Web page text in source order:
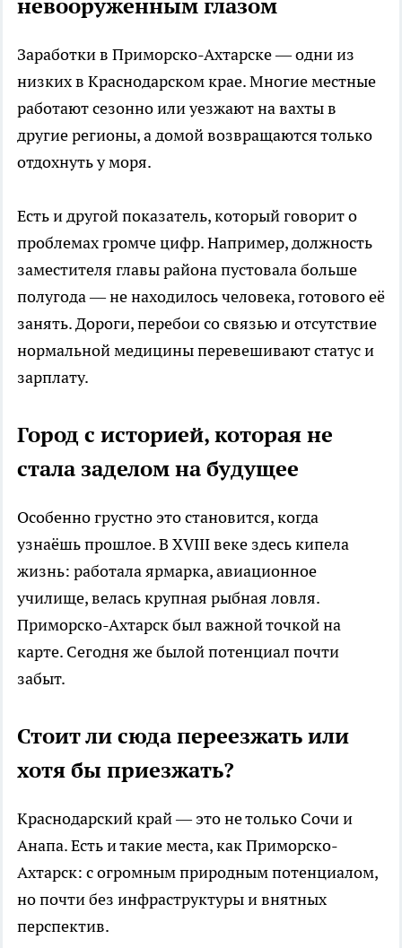
Заработки в Приморско-Ахтарске — одни из
низких в Краснодарском крае. Многие местные
работают сезонно или уезжают на вахты в
другие регионы, а домой возвращаются только
отдохнуть у моря.
Есть и другой показатель, который говорит о
проблемах громче цифр. Например, должность
заместителя главы района пустовала больше
полугода — не находилось человека, готового её
занять. Дороги, перебои со связью и отсутствие
нормальной медицины перевешивают статус и
зарплату.
Город с историей, которая не
стала заделом на будущее
Особенно грустно это становится, когда
узнаёшь прошлое. В XVIII веке здесь кипела
жизнь: работала ярмарка, авиационное
училище, велась крупная рыбная ловля.
Приморско-Ахтарск был важной точкой на
карте. Сегодня же былой потенциал почти
забыт.
Стоит ли сюда переезжать или
хотя бы приезжать?
Краснодарский край — это не только Сочи и
Анапа. Есть и такие места, как Приморско-
Ахтарск: с огромным природным потенциалом,
но почти без инфраструктуры и внятных
перспектив.